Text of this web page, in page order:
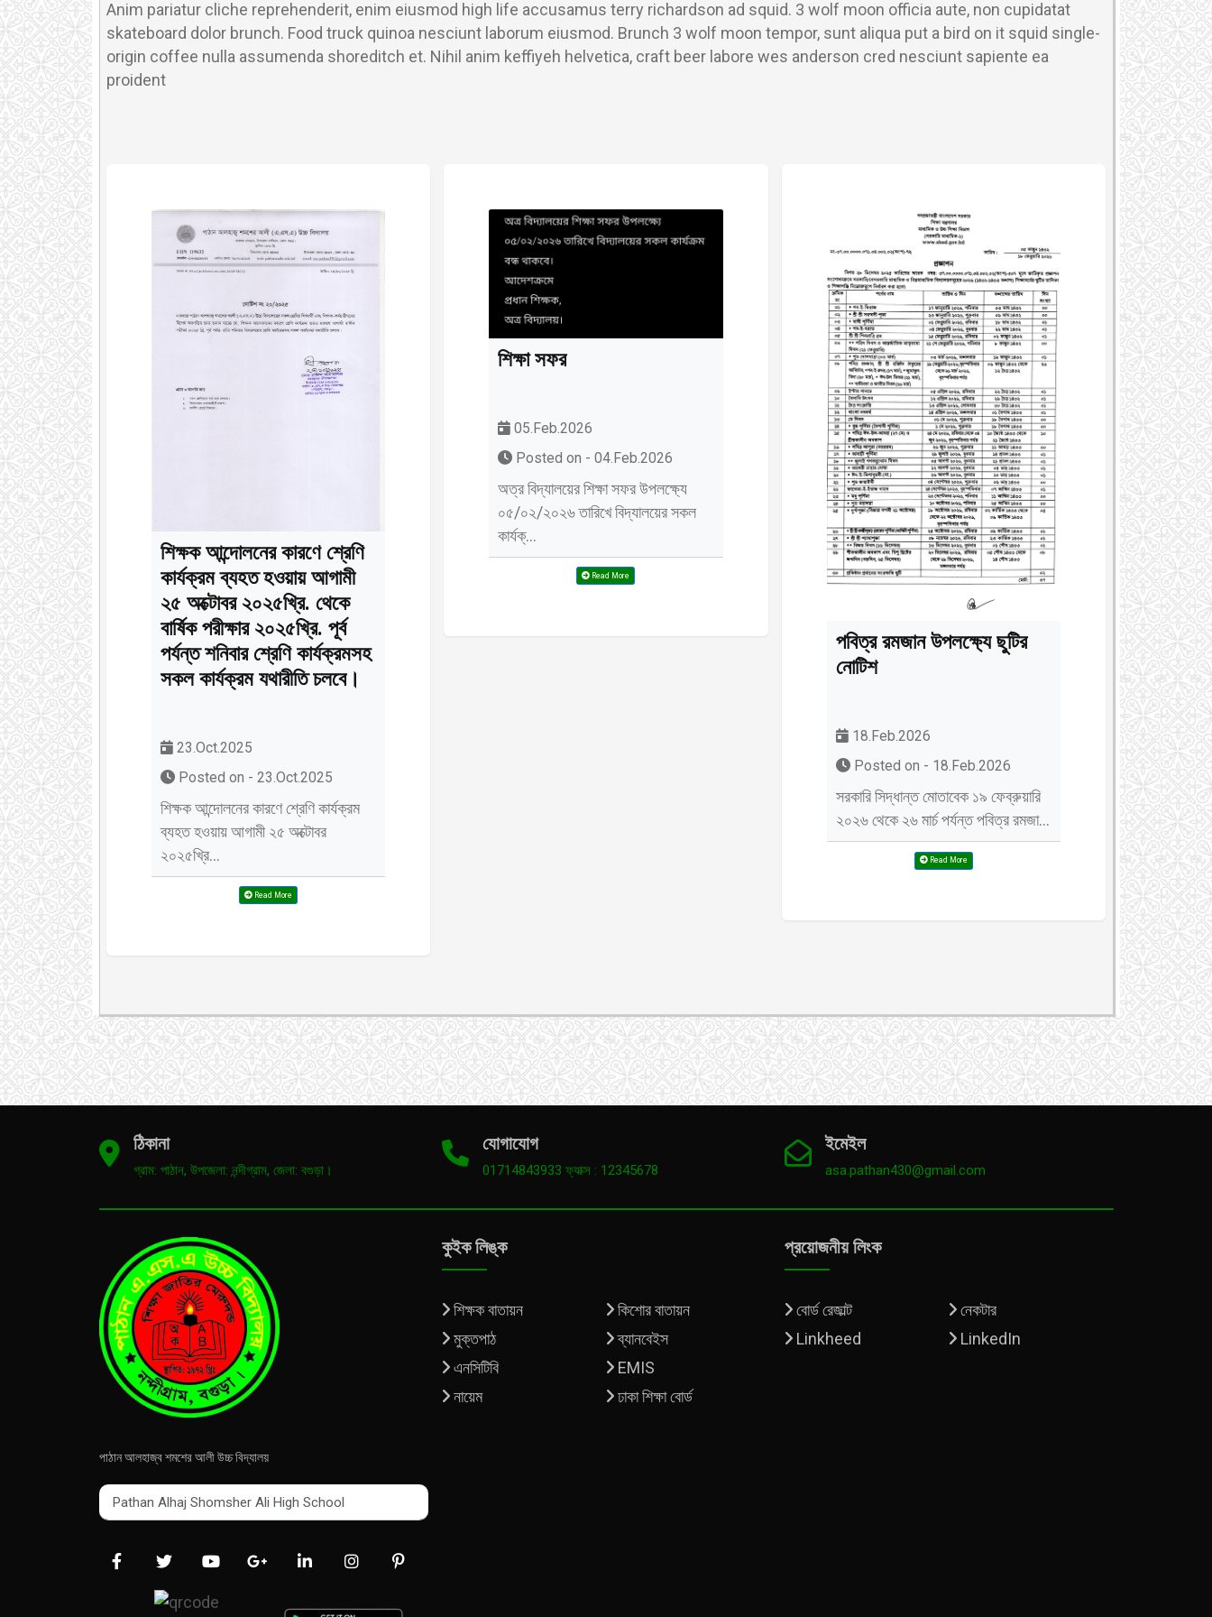
Anim pariatur cliche reprehenderit, enim eiusmod high life accusamus terry richardson ad squid. 3 wolf moon officia aute, non cupidatat
skateboard dolor brunch. Food truck quinoa nesciunt laborum eiusmod. Brunch 3 wolf moon tempor, sunt aliqua put a bird on it squid single-
origin coffee nulla assumenda shoreditch et. Nihil anim keffiyeh helvetica, craft beer labore wes anderson cred nesciunt sapiente ea
proident
শিক্ষক আন্দোলনের কারণে শ্রেণি
কার্যক্রম ব্যহত হওয়ায় আগামী
২৫ অক্টোবর ২০২৫খ্রি. থেকে
বার্ষিক পরীক্ষার ২০২৫খ্রি. পূর্ব
পর্যন্ত শনিবার শ্রেণি কার্যক্রমসহ
সকল কার্যক্রম যথারীতি চলবে।
23.Oct.2025
Posted on - 23.Oct.2025
শিক্ষক আন্দোলনের কারণে শ্রেণি কার্যক্রম
ব্যহত হওয়ায় আগামী ২৫ অক্টোবর
২০২৫খ্রি...
Read More
শিক্ষা সফর
05.Feb.2026
Posted on - 04.Feb.2026
অত্র বিদ্যালয়ের শিক্ষা সফর উপলক্ষ্যে
০৫/০২/২০২৬ তারিখে বিদ্যালয়ের সকল
কার্যক্...
Read More
পবিত্র রমজান উপলক্ষ্যে ছুটির
নোটিশ
18.Feb.2026
Posted on - 18.Feb.2026
সরকারি সিদ্ধান্ত মোতাবেক ১৯ ফেব্রুয়ারি
২০২৬ থেকে ২৬ মার্চ পর্যন্ত পবিত্র রমজা...
Read More
ঠিকানা
গ্রাম: পাঠান, উপজেলা: নন্দীগ্রাম, জেলা: বগুড়া।
যোগাযোগ
01714843933 ফ্যাক্স : 12345678
ইমেইল
asa.pathan430@gmail.com
পাঠান আলহাজ্ব শমশের আলী উচ্চ বিদ্যালয়
Pathan Alhaj Shomsher Ali High School
Pathan Alhaj Shomsher Ali High School
কুইক লিঙ্ক
শিক্ষক বাতায়ন
কিশোর বাতায়ন
মুক্তপাঠ
ব্যানবেইস
এনসিটিবি
EMIS
নায়েম
ঢাকা শিক্ষা বোর্ড
প্রয়োজনীয় লিংক
বোর্ড রেজাল্ট
নেকটার
Linkheed
LinkedIn